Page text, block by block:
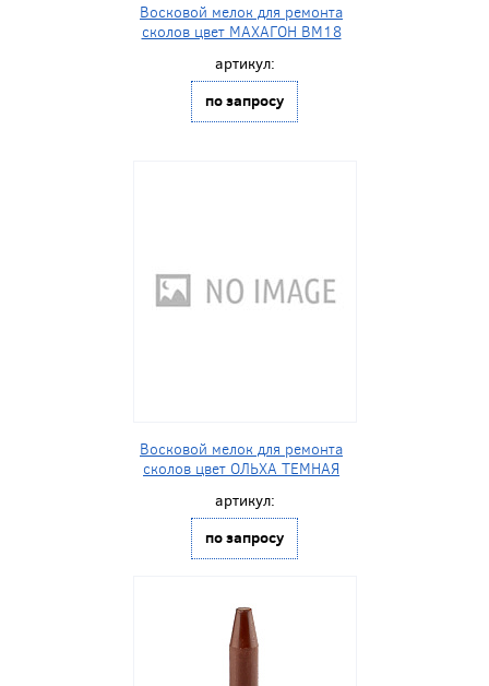
Восковой мелок для ремонта
сколов цвет МАХАГОН BM18
артикул:
по запросу
Восковой мелок для ремонта
сколов цвет ОЛЬХА ТЕМНАЯ
артикул:
по запросу